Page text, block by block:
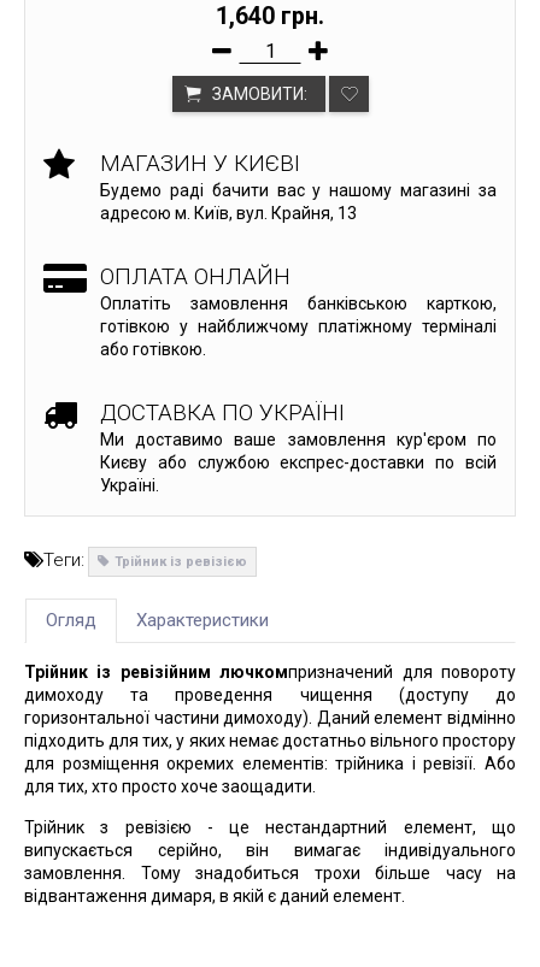
1,640 грн.
ЗАМОВИТИ:
МАГАЗИН У КИЄВІ
Будемо раді бачити вас у нашому магазині за
адресою м. Київ, вул. Крайня, 13
ОПЛАТА ОНЛАЙН
Оплатіть замовлення банківською карткою,
готівкою у найближчому платіжному терміналі
або готівкою.
ДОСТАВКА ПО УКРАЇНІ
Ми доставимо ваше замовлення кур'єром по
Києву або службою експрес-доставки по всій
Україні.
Теги: Трійник із ревізією
Огляд Характеристики
Трійник із ревізійним лючкомпризначений для повороту
димоходу та проведення чищення (доступу до
горизонтальної частини димоходу). Даний елемент відмінно
підходить для тих, у яких немає достатньо вільного простору
для розміщення окремих елементів: трійника і ревізії. Або
для тих, хто просто хоче заощадити.
Трійник з ревізією - це нестандартний елемент, що
випускається серійно, він вимагає індивідуального
замовлення. Тому знадобиться трохи більше часу на
відвантаження димаря, в якій є даний елемент.